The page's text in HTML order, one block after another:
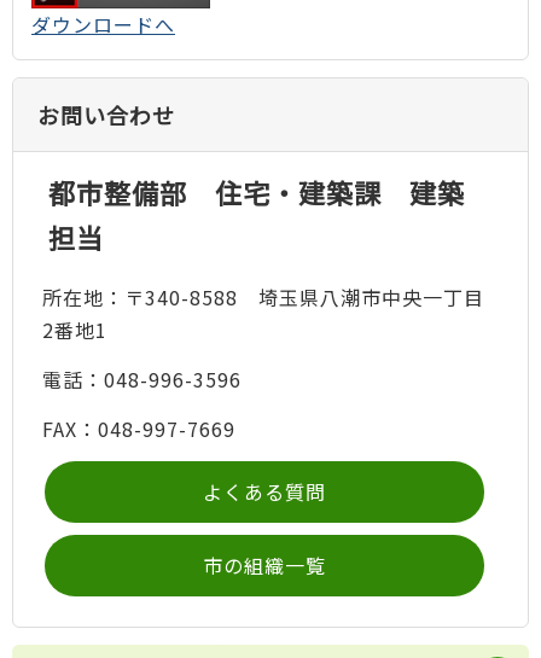
ダウンロードへ
お問い合わせ
都市整備部 住宅・建築課 建築
担当
所在地：〒340-8588 埼玉県八潮市中央一丁目
2番地1
電話：048-996-3596
FAX：048-997-7669
よくある質問
市の組織一覧